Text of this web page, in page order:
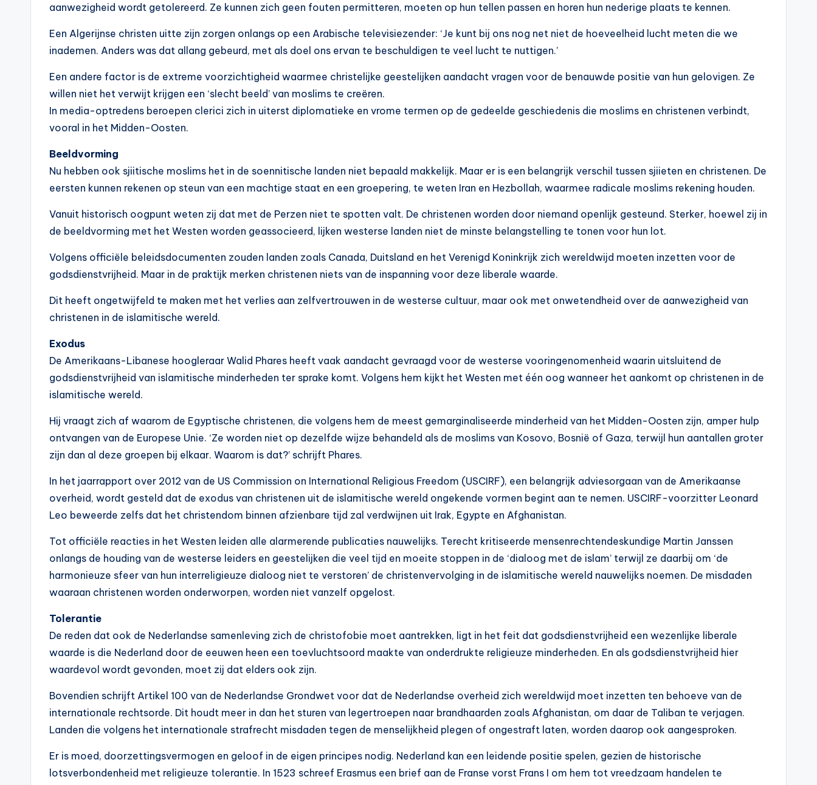
aanwezigheid wordt getolereerd. Ze kunnen zich geen fouten permitteren, moeten op hun tellen passen en horen hun nederige plaats te kennen.
Een Algerijnse christen uitte zijn zorgen onlangs op een Arabische televisiezender: ‘Je kunt bij ons nog net niet de hoeveelheid lucht meten die we
inademen. Anders was dat allang gebeurd, met als doel ons ervan te beschuldigen te veel lucht te nuttigen.’
Een andere factor is de extreme voorzichtigheid waarmee christelijke geestelijken aandacht vragen voor de benauwde positie van hun gelovigen. Ze
willen niet het verwijt krijgen een ‘slecht beeld’ van moslims te creëren.
In media-optredens beroepen clerici zich in uiterst diplomatieke en vrome termen op de gedeelde geschiedenis die moslims en christenen verbindt,
vooral in het Midden-Oosten.
Beeldvorming
Nu hebben ook sjiitische moslims het in de soennitische landen niet bepaald makkelijk. Maar er is een belangrijk verschil tussen sjiieten en christenen. De
eersten kunnen rekenen op steun van een machtige staat en een groepering, te weten Iran en Hezbollah, waarmee radicale moslims rekening houden.
Vanuit historisch oogpunt weten zij dat met de Perzen niet te spotten valt. De christenen worden door niemand openlijk gesteund. Sterker, hoewel zij in
de beeldvorming met het Westen worden geassocieerd, lijken westerse landen niet de minste belangstelling te tonen voor hun lot.
Volgens officiële beleidsdocumenten zouden landen zoals Canada, Duitsland en het Verenigd Koninkrijk zich wereldwijd moeten inzetten voor de
godsdienstvrijheid. Maar in de praktijk merken christenen niets van de inspanning voor deze liberale waarde.
Dit heeft ongetwijfeld te maken met het verlies aan zelfvertrouwen in de westerse cultuur, maar ook met onwetendheid over de aanwezigheid van
christenen in de islamitische wereld.
Exodus
De Amerikaans-Libanese hoogleraar Walid Phares heeft vaak aandacht gevraagd voor de westerse vooringenomenheid waarin uitsluitend de
godsdienstvrijheid van islamitische minderheden ter sprake komt. Volgens hem kijkt het Westen met één oog wanneer het aankomt op christenen in de
islamitische wereld.
Hij vraagt zich af waarom de Egyptische christenen, die volgens hem de meest gemarginaliseerde minderheid van het Midden-Oosten zijn, amper hulp
ontvangen van de Europese Unie. ‘Ze worden niet op dezelfde wijze behandeld als de moslims van Kosovo, Bosnië of Gaza, terwijl hun aantallen groter
zijn dan al deze groepen bij elkaar. Waarom is dat?’ schrijft Phares.
In het jaarrapport over 2012 van de US Commission on International Religious Freedom (USCIRF), een belangrijk adviesorgaan van de Amerikaanse
overheid, wordt gesteld dat de exodus van christenen uit de islamitische wereld ongekende vormen begint aan te nemen. USCIRF-voorzitter Leonard
Leo beweerde zelfs dat het christendom binnen afzienbare tijd zal verdwijnen uit Irak, Egypte en Afghanistan.
Tot officiële reacties in het Westen leiden alle alarmerende publicaties nauwelijks. Terecht kritiseerde mensenrechtendeskundige Martin Janssen
onlangs de houding van de westerse leiders en geestelijken die veel tijd en moeite stoppen in de ‘dialoog met de islam’ terwijl ze daarbij om ‘de
harmonieuze sfeer van hun interreligieuze dialoog niet te verstoren’ de christenvervolging in de islamitische wereld nauwelijks noemen. De misdaden
waaraan christenen worden onderworpen, worden niet vanzelf opgelost.
Tolerantie
De reden dat ook de Nederlandse samenleving zich de christofobie moet aantrekken, ligt in het feit dat godsdienstvrijheid een wezenlijke liberale
waarde is die Nederland door de eeuwen heen een toevluchtsoord maakte van onderdrukte religieuze minderheden. En als godsdienstvrijheid hier
waardevol wordt gevonden, moet zij dat elders ook zijn.
Bovendien schrijft Artikel 100 van de Nederlandse Grondwet voor dat de Nederlandse overheid zich wereldwijd moet inzetten ten behoeve van de
internationale rechtsorde. Dit houdt meer in dan het sturen van legertroepen naar brandhaarden zoals Afghanistan, om daar de Taliban te verjagen.
Landen die volgens het internationale strafrecht misdaden tegen de menselijkheid plegen of ongestraft laten, worden daarop ook aangesproken.
Er is moed, doorzettingsvermogen en geloof in de eigen principes nodig. Nederland kan een leidende positie spelen, gezien de historische
lotsverbondenheid met religieuze tolerantie. In 1523 schreef Erasmus een brief aan de Franse vorst Frans I om hem tot vreedzaam handelen te